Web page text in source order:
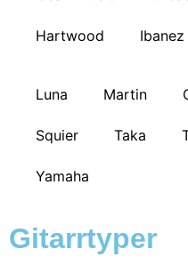
Hartwood Ibanez
Luna Martin
Squier Taka
Yamaha
Gitarrtyper